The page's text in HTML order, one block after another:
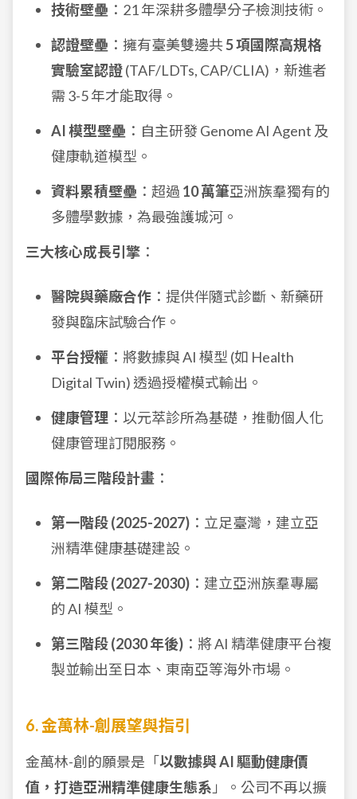
技術壁壘 ：21 年深耕多體學分子檢測技術。
認證壁壘 ：擁有臺美雙邊共5 項國際高規格
實驗室認證(TAF/LDTs, CAP/CLIA)，新進者
需 3-5 年才能取得。
AI 模型壁壘 ：自主研發 Genome AI Agent 及
健康軌道模型。
資料累積壁壘 ：超過 10 萬筆亞洲族羣獨有的
多體學數據，為最強護城河。
三大核心成長引擎 ：
醫院與藥廠合作 ：提供伴隨式診斷、新藥研
發與臨床試驗合作。
平台授權 ：將數據與 AI 模型 (如 Health
Digital Twin) 透過授權模式輸出。
健康管理 ：以元萃診所為基礎，推動個人化
健康管理訂閱服務。
國際佈局三階段計畫 ：
第一階段 (2025-2027) ：立足臺灣，建立亞
洲精準健康基礎建設。
第二階段 (2027-2030) ：建立亞洲族羣專屬
的 AI 模型。
第三階段 (2030 年後) ：將 AI 精準健康平台複
製並輸出至日本、東南亞等海外市場。
6. 金萬林-創展望與指引
金萬林-創的願景是「以數據與 AI 驅動健康價
值，打造亞洲精準健康生態系 」。公司不再以擴